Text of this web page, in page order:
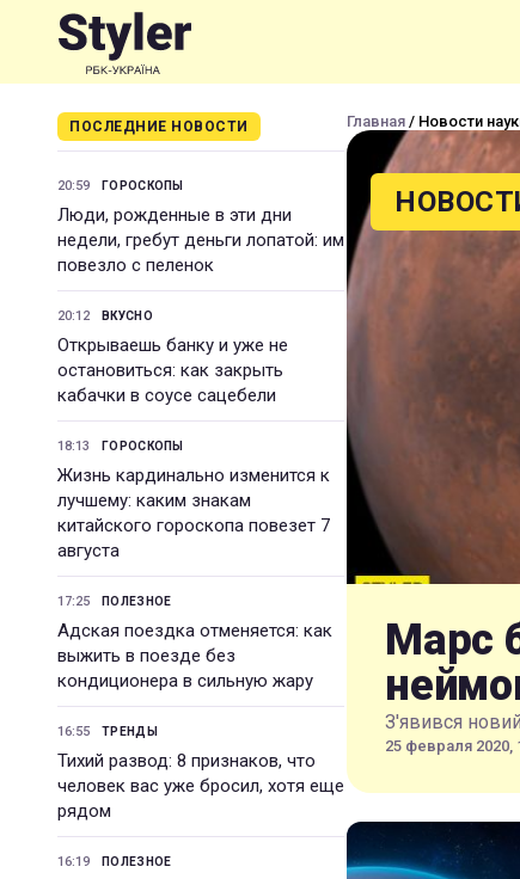
ПОСЛЕДНИЕ НОВОСТИ
20:59 ГОРОСКОПЫ
Люди, рожденные в эти дни
недели, гребут деньги лопатой: им
повезло с пеленок
20:12 ВКУСНО
Открываешь банку и уже не
остановиться: как закрыть
кабачки в соусе сацебели
18:13 ГОРОСКОПЫ
Жизнь кардинально изменится к
лучшему: каким знакам
китайского гороскопа повезет 7
августа
17:25 ПОЛЕЗНОЕ
Адская поездка отменяется: как
выжить в поезде без
кондиционера в сильную жару
16:55 ТРЕНДЫ
Тихий развод: 8 признаков, что
человек вас уже бросил, хотя еще
рядом
16:19 ПОЛЕЗНОЕ
Главная / Новости
Марс
З'явився
25 февраля 2020,